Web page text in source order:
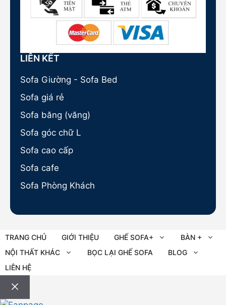
LIÊN KẾT
Sofa Giường - Sofa Bed
Sofa giá rẻ
Sofa băng (văng)
Sofa góc chữ L
Sofa cao cấp
Sofa cafe
Sofa Phòng Khách
TRANG CHỦ GIỚI THIỆU GHẾ SOFA+
BÀN +
NỘI THẤT KHÁC
BỌC LẠI GHẾ SOFA
BLOG
LIÊN HỆ
Đóng